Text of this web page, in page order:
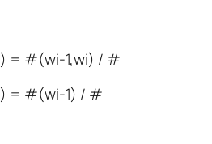
= #(wi-1,wi) / #
= #(wi-1) / #